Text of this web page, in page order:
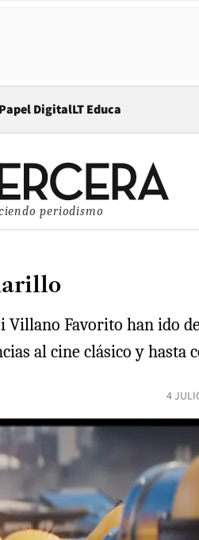
Papel DigitalOpens in new window
LT Educa
periodismo
Favorito han ido
al cine clásico y hasta
4